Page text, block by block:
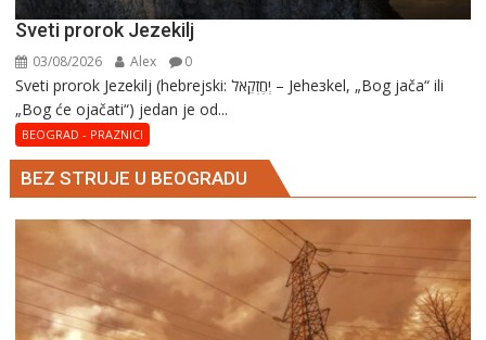
Sveti prorok Jezekilj
03/08/2026 Alex 0
Sveti prorok Jezekilj (hebrejski: יְחֶזְקֵאל – Jehезkel, „Bog jača“ ili
„Bog će ojačati“) jedan je od...
BEOGRAD - PRAZNICI
BEZ STRUJE U BEOGRADU